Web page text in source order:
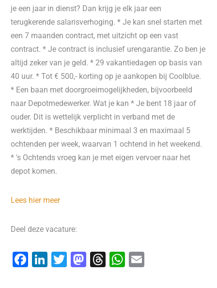
je een jaar in dienst? Dan krijg je elk jaar een
terugkerende salarisverhoging. * Je kan snel starten met
een 7 maanden contract, met uitzicht op een vast
contract. * Je contract is inclusief urengarantie. Zo ben je
altijd zeker van je geld. * 29 vakantiedagen op basis van
40 uur. * Tot € 500,- korting op je aankopen bij Coolblue.
* Een baan met doorgroeimogelijkheden, bijvoorbeeld
naar Depotmedewerker. Wat je kan * Je bent 18 jaar of
ouder. Dit is wettelijk verplicht in verband met de
werktijden. * Beschikbaar minimaal 3 en maximaal 5
ochtenden per week, waarvan 1 ochtend in het weekend.
* 's Ochtends vroeg kan je met eigen vervoer naar het
depot komen.
Lees hier meer
Deel deze vacature:
F
Li T
M T
W